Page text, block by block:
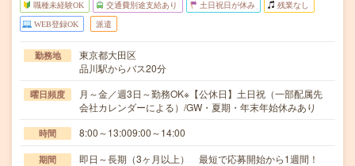
職種未経験OK 交通費別途支給あり 土日祝日が休み 残業なし
WEB登録OK 派遣
勤務地
東京都大田区
品川駅からバス20分
曜日頻度
月～金／週3日～勤務OK※【公休日】土日祝（一部配属先
会社カレンダーによる）/GW・夏期・年末年始休みあり
時間 8:00～13:009:00～14:00
期間 即日～長期（3ヶ月以上） 最短で応募開始から1週間！